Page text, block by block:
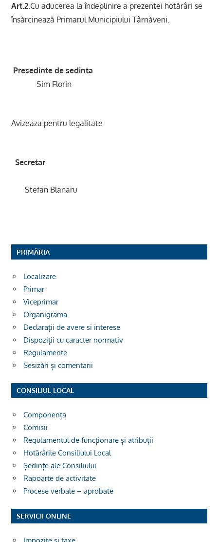
Art.2.Cu aducerea la îndeplinire a prezentei hotărâri se
însărcinează Primarul Municipiului Târnăveni.
Presedinte de sedinta
Sim Florin
Avizeaza pentru legalitate
Secretar
Stefan Blanaru
PRIMĂRIA
Localizare
Primar
Viceprimar
Organigrama
Declarații de avere si interese
Dispoziții cu caracter normativ
Regulamente
Sesizări și comentarii
CONSILIUL LOCAL
Componența
Comisii
Regulamentul de funcționare și atribuții
Hotărârile Consiliului Local
Ședințe ale Consiliului
Rapoarte de activitate
Procese verbale – aprobate
SERVICII ONLINE